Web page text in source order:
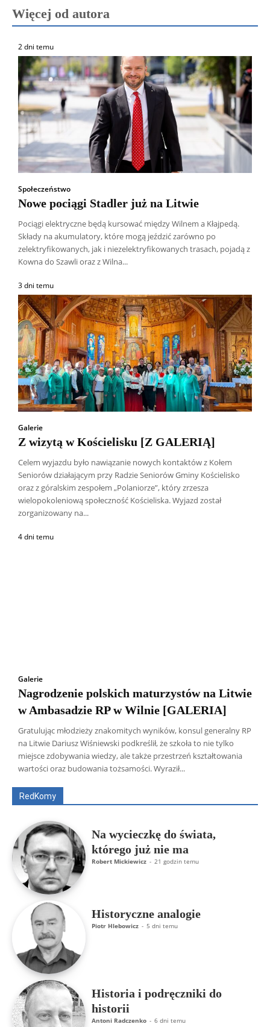
Więcej od autora
2 dni temu
Społeczeństwo
Nowe pociągi Stadler już na Litwie
Pociągi elektryczne będą kursować między Wilnem a Kłajpedą.
Składy na akumulatory, które mogą jeździć zarówno po
zelektryfikowanych, jak i niezelektryfikowanych trasach, pojadą z
Kowna do Szawli oraz z Wilna...
3 dni temu
Galerie
Z wizytą w Kościelisku [Z GALERIĄ]
Celem wyjazdu było nawiązanie nowych kontaktów z Kołem
Seniorów działającym przy Radzie Seniorów Gminy Kościelisko
oraz z góralskim zespołem „Polaniorze”, który zrzesza
wielopokoleniową społeczność Kościeliska. Wyjazd został
zorganizowany na...
4 dni temu
Galerie
Nagrodzenie polskich maturzystów na Litwie
w Ambasadzie RP w Wilnie [GALERIA]
Gratulując młodzieży znakomitych wyników, konsul generalny RP
na Litwie Dariusz Wiśniewski podkreślił, że szkoła to nie tylko
miejsce zdobywania wiedzy, ale także przestrzeń kształtowania
wartości oraz budowania tożsamości. Wyraził...
RedKomy
Wszyscy Aleksander Borowik
Antoni Radczenko
Artur Płokszto
Grzegorz Górny
ks. Jarosław Wąsowicz SDB
Na wycieczkę do świata,
którego już nie ma
Robert Mickiewicz - 21 godzin temu
Historyczne analogie
Piotr Hlebowicz - 5 dni temu
Historia i podręczniki do
historii
Antoni Radczenko - 6 dni temu